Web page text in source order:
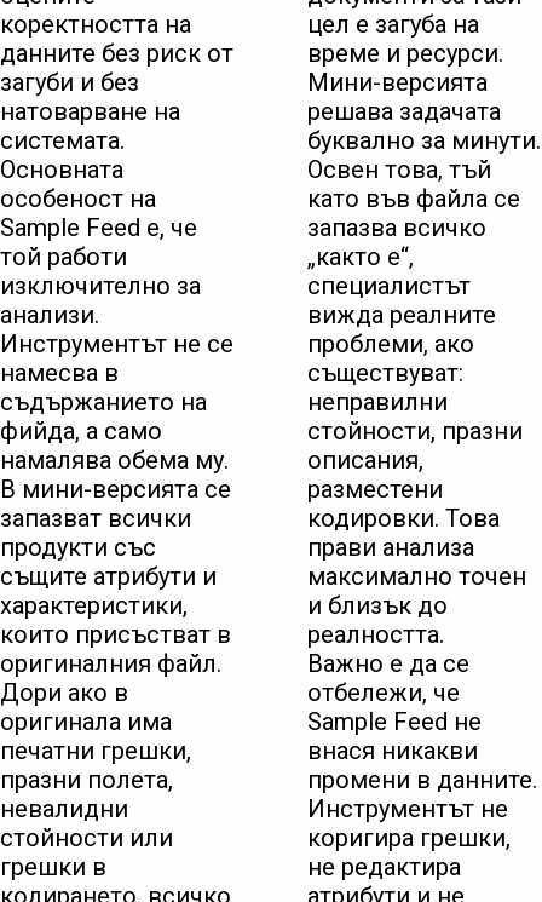
коректността на
данните без риск от
загуби и без
натоварване на
системата.
Основната
особеност на
Sample Feed е, че
той работи
изключително за
анализи.
Инструментът не се
намесва в
съдържанието на
фийда, а само
намалява обема му.
В мини-версията се
запазват всички
продукти със
същите атрибути и
характеристики,
които присъстват в
оригиналния файл.
Дори ако в
оригинала има
печатни грешки,
празни полета,
невалидни
стойности или
грешки в
цел е загуба на
време и ресурси.
Мини-версията
решава задачата
буквално за минути.
Освен това, тъй
като във файла се
запазва всичко
„както е“,
специалистът
вижда реалните
проблеми, ако
съществуват:
неправилни
стойности, празни
описания,
разместени
кодировки. Това
прави анализа
максимално точен
и близък до
реалността.
Важно е да се
отбележи, че
Sample Feed не
внася никакви
промени в данните.
Инструментът не
коригира грешки,
не редактира